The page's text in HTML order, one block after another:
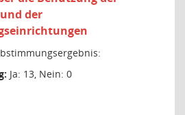
der
Ja: 13, Nein: 0